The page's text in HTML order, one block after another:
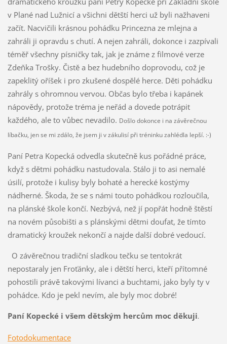
v Plané nad Lužnicí a všichni dětští herci už byli nažhaveni
začít. Nacvičili krásnou pohádku Princezna ze mlejna a
zahráli ji opravdu s chutí. A nejen zahráli, dokonce i zazpívali
téměř všechny písničky tak, jak je známe z filmové verze
Zdeňka Trošky. Čistě a bez hudebního doprovodu, což je
zapeklitý oříšek i pro zkušené dospělé herce. Děti pohádku
zahrály s ohromnou vervou. Občas bylo třeba i kapánek
nápovědy, protože tréma je neřád a dovede potrápit
každého, ale to vůbec nevadilo. Došlo dokonce i na závěrečnou
líbačku, jen se mi zdálo, že jsem ji v zákulisí při tréninku zahlédla lepší. :-)
Paní Petra Kopecká odvedla skutečně kus pořádné práce,
když s dětmi pohádku nastudovala. Stálo ji to asi nemalé
úsilí, protože i kulisy byly bohaté a herecké kostýmy
nádherné. Škoda, že se s námi touto pohádkou rozloučila,
na plánské škole končí. Nezbývá, než jí popřát hodně štěstí
na novém působišti a s plánskými dětmi doufat, že tímto
dramatický kroužek nekončí a najde další dobré vedoucí.
O závěrečnou tradiční sladkou tečku se tentokrát
nepostaraly jen Froťánky, ale i dětští herci, kteří přítomné
pohostili právě takovými lívanci a buchtami, jako byly ty v
pohádce. Kdo je pekl nevím, ale byly moc dobré!
Paní Kopecké i všem dětským hercům moc děkuji.
Fotodokumentace